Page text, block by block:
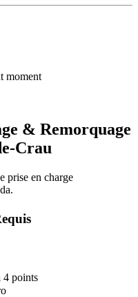
moment
& Remorquage
Crau
prise en charge
.
4 points